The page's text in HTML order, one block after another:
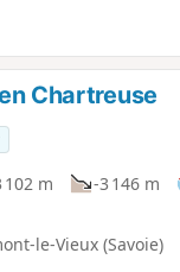
le Trou du Glaz
"chaude". Cette
autre que
balisé GR®9.
Chartreuse
102 m -3 146 m
le-Vieux (Savoie)